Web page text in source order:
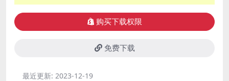
购买下载权限
免费下载
最近更新: 2023-12-19